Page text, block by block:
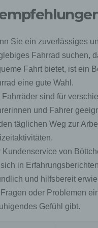
Sie ein zuverlässiges
Fahrrad suchen,
Fahrt bietet, ist ein
eine gute Wahl.
Fahrräder sind für
und Fahrer
täglichen Weg zur
Kundenservice von
sich in
und hilfsbereit
oder Problemen
Gefühl gibt.
Daten und Informationen.
des Servers gespeichert.
die (1) verwendeten
(2) das vom
Betriebssystem, (3) die
gelangt (sogenannte
welche über ein
unserer Internetseite
die Internetseite, (6) eine
(IP-Adresse), (7)
des zugreifenden
im Falle von
dieser allgemeinen
ziehen wird keine